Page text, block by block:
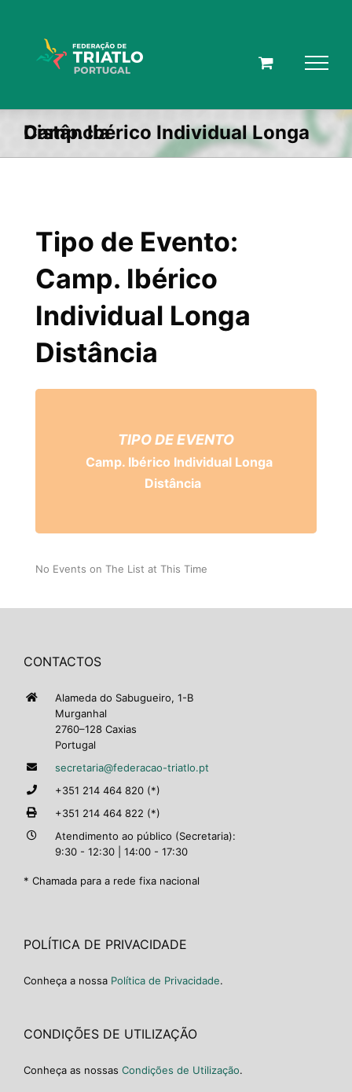
Camp. Ibérico Individual Longa Distância
Tipo de Evento:
Camp. Ibérico
Individual Longa
Distância
TIPO DE EVENTO
Camp. Ibérico Individual Longa
Distância
No Events on The List at This Time
CONTACTOS
Alameda do Sabugueiro, 1-B
Murganhal
2760–128 Caxias
Portugal
secretaria@federacao-triatlo.pt
+351 214 464 820 (*)
+351 214 464 822 (*)
Atendimento ao público (Secretaria):
9:30 - 12:30 | 14:00 - 17:30
* Chamada para a rede fixa nacional
POLÍTICA DE PRIVACIDADE
Conheça a nossa Política de Privacidade.
CONDIÇÕES DE UTILIZAÇÃO
Conheça as nossas Condições de Utilização.